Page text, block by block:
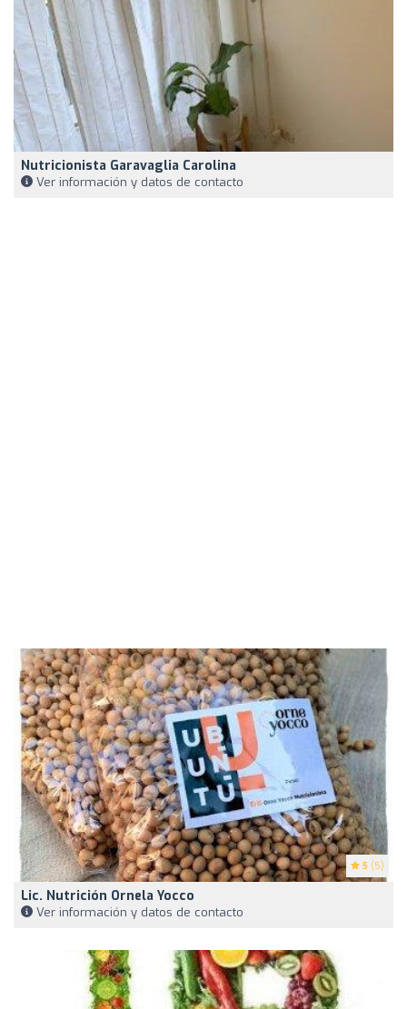
Nutricionista Garavaglia Carolina
Ver información y datos de contacto
5 (5)
Lic. Nutrición Ornela Yocco
Ver información y datos de contacto